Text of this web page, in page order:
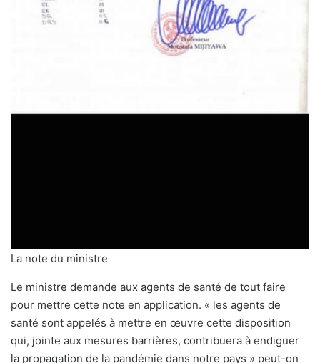
La note du ministre
Le ministre demande aux agents de santé de tout faire
pour mettre cette note en application. « les agents de
santé sont appelés à mettre en œuvre cette disposition
qui, jointe aux mesures barrières, contribuera à endiguer
la propagation de la pandémie dans notre pays » peut-on